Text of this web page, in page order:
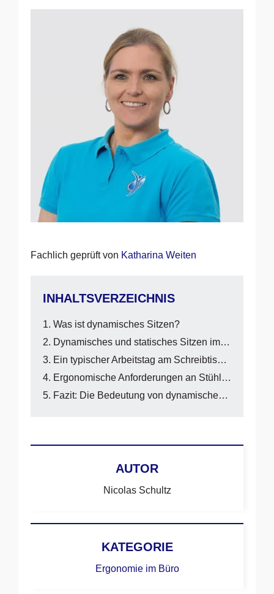
Fachlich geprüft von Katharina Weiten
INHALTSVERZEICHNIS
Was ist dynamisches Sitzen?
Dynamisches und statisches Sitzen im Vergleich
Ein typischer Arbeitstag am Schreibtisch im Vergleich
Ergonomische Anforderungen an Stühle für dynamisches Sitzen
Fazit: Die Bedeutung von dynamischem Sitzen
AUTOR
Nicolas Schultz
KATEGORIE
Ergonomie im Büro